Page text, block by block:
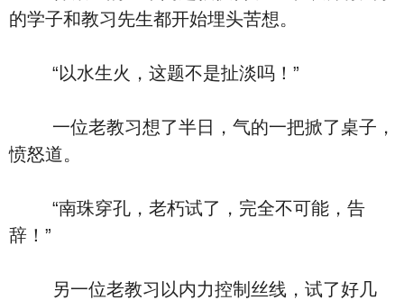
的学子和教习先生都开始埋头苦想。
“以水生火，这题不是扯淡吗！”
一位老教习想了半日，气的一把掀了桌子，
愤怒道。
“南珠穿孔，老朽试了，完全不可能，告
辞！”
另一位老教习以内力控制丝线，试了好几